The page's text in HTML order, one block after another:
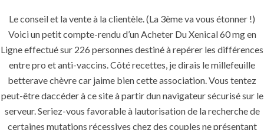
Le conseil et la vente à la clientèle. (La 3ème va vous étonner !)
Voici un petit compte-rendu d’un Acheter Du Xenical 60 mg en
Ligne effectué sur 226 personnes destiné à repérer les différences
entre pro et anti-vaccins. Côté recettes, je dirais le millefeuille
betterave chèvre car jaime bien cette association. Vous tentez
peut-être daccéder à ce site à partir dun navigateur sécurisé sur le
serveur. Seriez-vous favorable à lautorisation de la recherche de
certaines mutations récessives chez des couples ne présentant
info@pioneer-ksa.com
www.pioneer-ksa.com
U.A.E